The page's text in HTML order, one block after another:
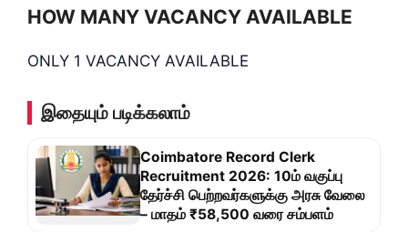
HOW MANY VACANCY AVAILABLE
ONLY 1 VACANCY AVAILABLE
இதையும் படிக்கலாம்
Coimbatore Record Clerk
Recruitment 2026: 10ம் வகுப்பு
தேர்ச்சி பெற்றவர்களுக்கு அரசு வேலை
– மாதம் ₹58,500 வரை சம்பளம்